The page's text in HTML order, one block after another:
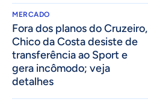
MERCADO
Fora dos planos do Cruzeiro,
Chico da Costa desiste de
transferência ao Sport e
gera incômodo; veja
detalhes